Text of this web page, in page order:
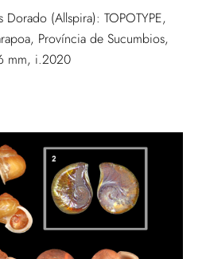
Dorado (Allspira): TOPOTYPE,
Província de Sucumbios,
mm, i.2020